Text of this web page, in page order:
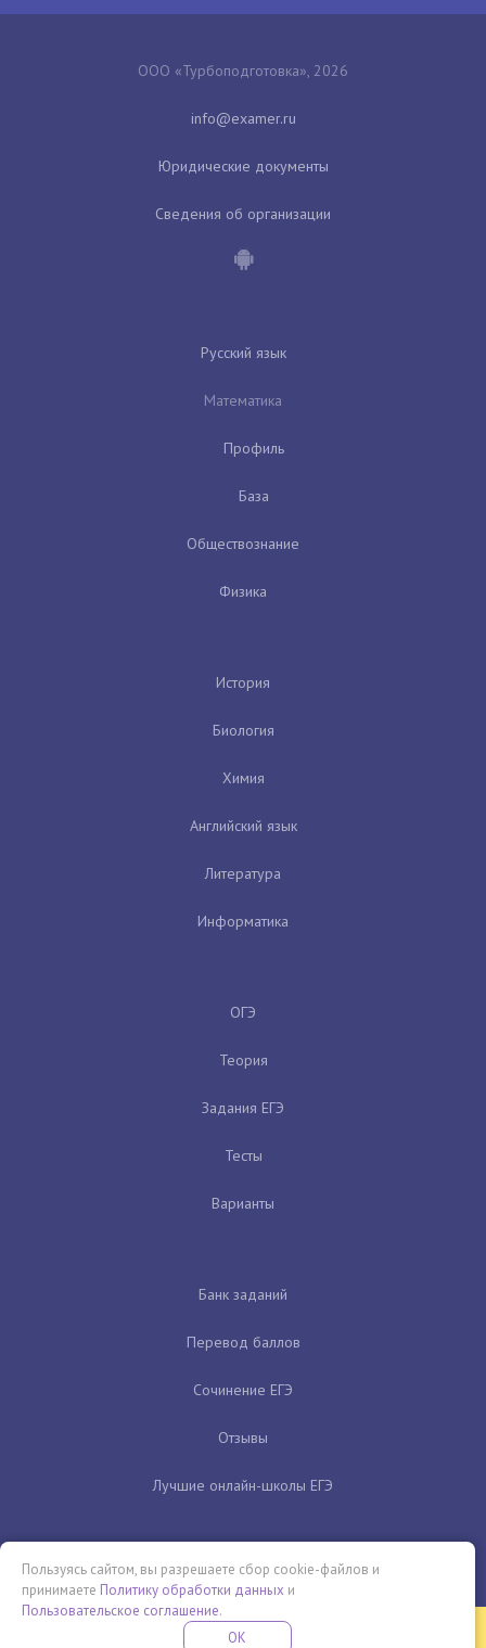
ООО «Турбоподготовка», 2026
Юридические документы
Сведения об организации
Русский язык
Математика
Профиль
База
Обществознание
Физика
История
Биология
Химия
Английский язык
Литература
Информатика
ОГЭ
Теория
Задания ЕГЭ
Тесты
Варианты
Банк заданий
Перевод баллов
Сочинение ЕГЭ
Отзывы
Лучшие онлайн-школы ЕГЭ
Бесплатная летняя школа
Пользуясь сайтом, вы разрешаете сбор cookie-файлов и
принимаете Политику обработки данных и
Пользовательское соглашение.
OK